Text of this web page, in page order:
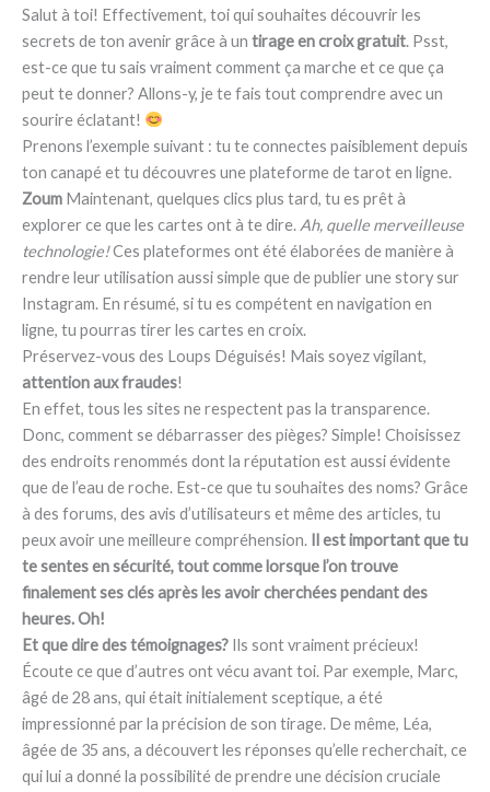
Salut à toi! Effectivement, toi qui souhaites découvrir les
secrets de ton avenir grâce à un tirage en croix gratuit. Psst,
est-ce que tu sais vraiment comment ça marche et ce que ça
peut te donner? Allons-y, je te fais tout comprendre avec un
sourire éclatant!
Prenons l’exemple suivant : tu te connectes paisiblement depuis
ton canapé et tu découvres une plateforme de tarot en ligne.
Zoum Maintenant, quelques clics plus tard, tu es prêt à
explorer ce que les cartes ont à te dire. Ah, quelle merveilleuse
technologie!Ces plateformes ont été élaborées de manière à
rendre leur utilisation aussi simple que de publier une story sur
Instagram. En résumé, si tu es compétent en navigation en
ligne, tu pourras tirer les cartes en croix.
Préservez-vous des Loups Déguisés! Mais soyez vigilant,
attention aux fraudes!
En effet, tous les sites ne respectent pas la transparence.
Donc, comment se débarrasser des pièges? Simple! Choisissez
des endroits renommés dont la réputation est aussi évidente
que de l’eau de roche. Est-ce que tu souhaites des noms? Grâce
à des forums, des avis d’utilisateurs et même des articles, tu
peux avoir une meilleure compréhension. Il est important que tu
te sentes en sécurité, tout comme lorsque l’on trouve
finalement ses clés après les avoir cherchées pendant des
heures. Oh!
Et que dire des témoignages? Ils sont vraiment précieux!
Écoute ce que d’autres ont vécu avant toi. Par exemple, Marc,
âgé de 28 ans, qui était initialement sceptique, a été
impressionné par la précision de son tirage. De même, Léa,
âgée de 35 ans, a découvert les réponses qu’elle recherchait, ce
qui lui a donné la possibilité de prendre une décision cruciale